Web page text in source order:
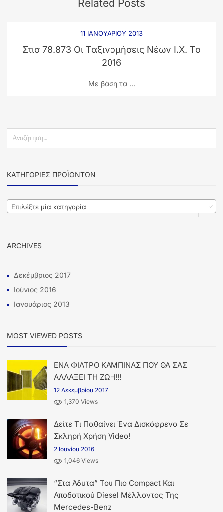
Related Posts
11 ΙΑΝΟΥΑΡΊΟΥ 2013
Στισ 78.873 Οι Ταξινομήσεις Νέων Ι.Χ. Το
2016
Με βάση τα ...
ΚΑΤΗΓΟΡΊΕΣ ΠΡΟΪΌΝΤΩΝ
Επιλέξτε μία κατηγορία
ARCHIVES
Δεκέμβριος 2017
Ιούνιος 2016
Ιανουάριος 2013
MOST VIEWED POSTS
ΕΝΑ ΦΙΛΤΡΟ ΚΑΜΠΙΝΑΣ ΠΟΥ ΘΑ ΣΑΣ
ΑΛΛΑΞΕΙ ΤΗ ΖΩΗ!!!
12 Δεκεμβρίου 2017
1,370 Views
Δείτε Τι Παθαίνει Ένα Δισκόφρενο Σε
Σκληρή Χρήση Video!
2 Ιουνίου 2016
1,046 Views
“Στα Άδυτα” Του Πιο Compact Και
Αποδοτικού Diesel Μέλλοντος Της
Mercedes-Benz